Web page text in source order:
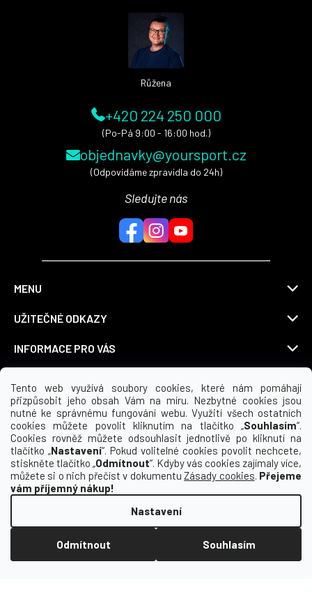
Tento web využívá soubory cookies, které nám pomáhají
přizpůsobit jeho obsah Vám na míru. Nezbytné cookies jsou
nutné ke správnému fungování webu. Využití všech ostatních
cookies můžete povolit kliknutím na tlačítko „Souhlasím“.
Cookies rovněž můžete odsouhlasit jednotlivě po kliknutí na
tlačítko „Nastavení“. Pokud volitelné cookies povolit nechcete,
stiskněte tlačítko „Odmítnout“. Kdyby vás cookies zajímaly více,
můžete si o nich přečíst v dokumentuZásady cookies. Přejeme
vám příjemný nákup!
Nastavení
Odmítnout Souhlasím
Růžena
+420 224 250 000
(Po-Pá 9:00 - 16:00 hod.)
objednavky@yoursport.cz
(Odpovídáme zpravidla do 24h)
Sledujte nás
MENU
UŽITEČNÉ ODKAZY
INFORMACE PRO VÁS
Možnosti dopravy